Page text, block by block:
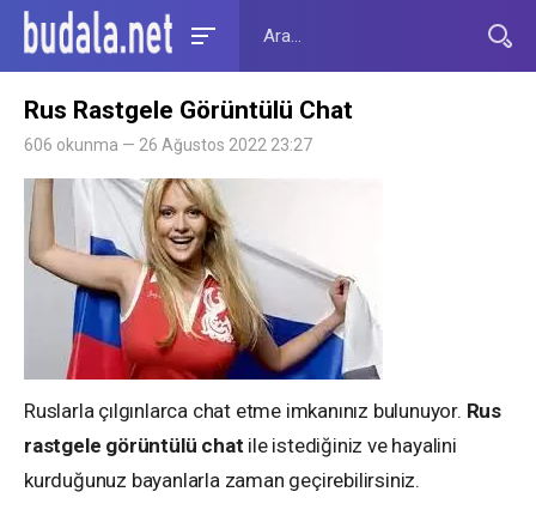
Rus Rastgele Görüntülü Chat
606 okunma — 26 Ağustos 2022 23:27
Ruslarla çılgınlarca chat etme imkanınız bulunuyor. Rus
rastgele görüntülü chat ile istediğiniz ve hayalini
kurduğunuz bayanlarla zaman geçirebilirsiniz.